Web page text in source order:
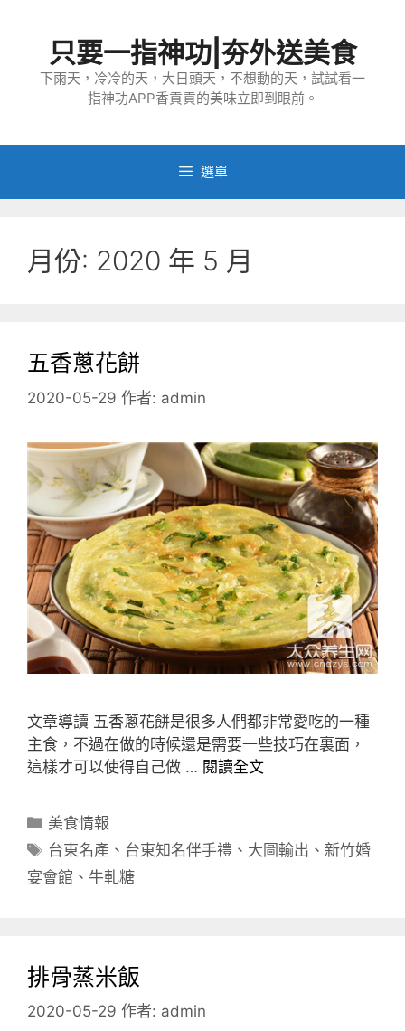
只要一指神功|夯外送美食
下雨天，冷冷的天，大日頭天，不想動的天，試試看一
指神功APP香貢貢的美味立即到眼前。
選單
月份: 2020 年 5 月
五香蔥花餅
2020-05-29 作者: admin
文章導讀 五香蔥花餅是很多人們都非常愛吃的一種
主食，不過在做的時候還是需要一些技巧在裏面，
這樣才可以使得自己做 … 閱讀全文
分
類
美食情報
標
籤
台東名產 、 台東知名伴手禮 、 大圖輸出 、新竹婚
宴會館 、 牛軋糖
排骨蒸米飯
2020-05-29 作者: admin